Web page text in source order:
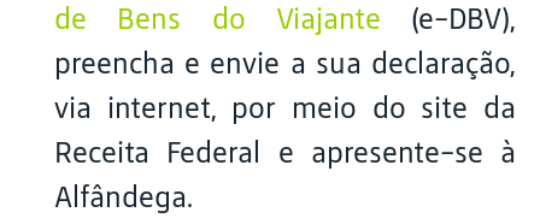
de Bens do Viajante (e-DBV),
preencha e envie a sua declaração,
via internet, por meio do site da
Receita Federal e apresente-se à
Alfândega.